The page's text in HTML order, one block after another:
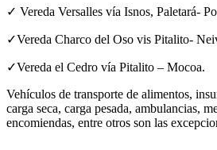
✓ Vereda Versalles vía Isnos, Paletará-
✓Vereda Charco del Oso vis Pitalito-
✓Vereda el Cedro vía Pitalito – Mocoa.
Vehículos de transporte de alimentos,
carga seca, carga pesada, ambulancias,
encomiendas, entre otros son las